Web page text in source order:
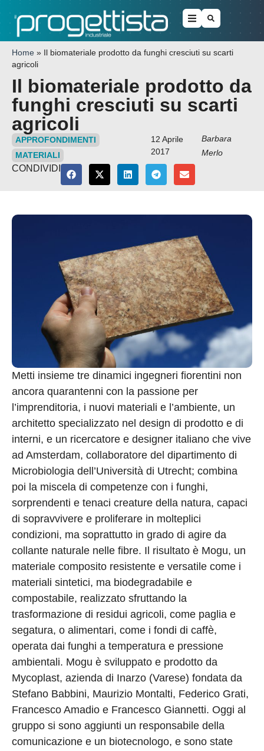
Home »
Il biomateriale prodotto da funghi cresciuti su scarti
agricoli
Il biomateriale prodotto da
funghi cresciuti su scarti
agricoli
APPROFONDIMENTI
MATERIALI
12 Aprile
2017
Barbara
Merlo
CONDIVIDI
Metti insieme tre dinamici ingegneri fiorentini non
ancora quarantenni con la passione per
l’imprenditoria, i nuovi materiali e l’ambiente, un
architetto specializzato nel design di prodotto e di
interni, e un ricercatore e designer italiano che vive
ad Amsterdam, collaboratore del dipartimento di
Microbiologia dell’Università di Utrecht; combina
poi la miscela di competenze con i funghi,
sorprendenti e tenaci creature della natura, capaci
di sopravvivere e proliferare in molteplici
condizioni, ma soprattutto in grado di agire da
collante naturale nelle fibre. Il risultato è Mogu, un
materiale composito resistente e versatile come i
materiali sintetici, ma biodegradabile e
compostabile, realizzato sfruttando la
trasformazione di residui agricoli, come paglia e
segatura, o alimentari, come i fondi di caffè,
operata dai funghi a temperatura e pressione
ambientali. Mogu è sviluppato e prodotto da
Mycoplast, azienda di Inarzo (Varese) fondata da
Stefano Babbini, Maurizio Montalti, Federico Grati,
Francesco Amadio e Francesco Giannetti. Oggi al
gruppo si sono aggiunti un responsabile della
comunicazione e un biotecnologo, e sono state